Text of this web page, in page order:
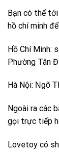
Bạn có thể
hồ chí minh
Hồ Chí Minh:
Phường Tân
Hà Nội: Ngõ
Ngoài ra các
gọi trực tiếp
Lovetoy có